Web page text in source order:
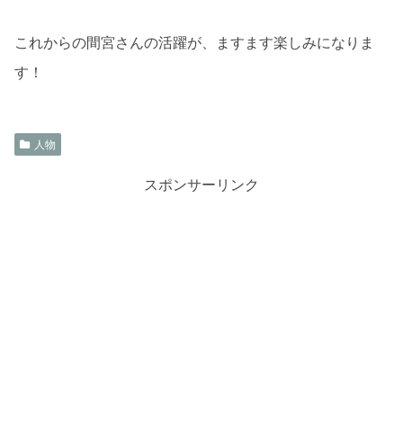
これからの間宮さんの活躍が、ますます楽しみになりま
す！
人物
スポンサーリンク